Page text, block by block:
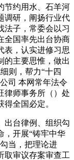
约用水、石羊河
调研，阐扬行业代
法子，常委会以习
全国率先出台协商
表，认实进修习思
的主要思惟，做出
则，帮力“十四
司 本网常年法令
律师事务所（）处
全国必定。
台律例、组织勾
，开展“铸牢中华
当，把理论进
取审议存案审查工